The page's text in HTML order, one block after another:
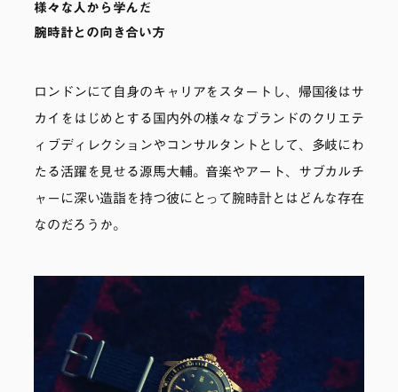
様々な人から学んだ
腕時計との向き合い方
ロンドンにて自身のキャリアをスタートし、帰国後はサ
カイをはじめとする国内外の様々なブランドのクリエテ
ィブディレクションやコンサルタントとして、多岐にわ
たる活躍を見せる源馬大輔。音楽やアート、サブカルチ
ャーに深い造詣を持つ彼にとって腕時計とはどんな存在
なのだろうか。